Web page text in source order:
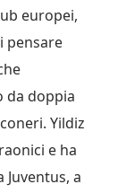
europei,
pensare
da doppia
Yildiz
e ha
a